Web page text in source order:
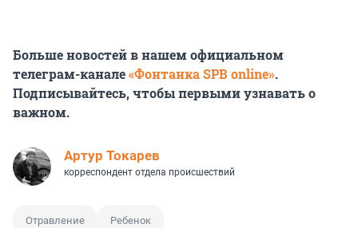
Больше новостей в нашем официальном
телеграм-канале«Фонтанка SPB online».
Подписывайтесь, чтобы первыми узнавать о
важном.
Артур Токарев
корреспондент отдела происшествий
Отравление Ребенок